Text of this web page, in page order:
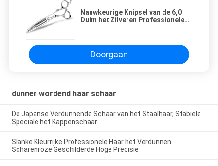
Nauwkeurige Knipsel van de 6,0
Duim het Zilveren Professionele
Doorgaan
dunner wordend haar schaar
De Japanse Verdunnende Schaar van het Staalhaar, Stabiele
Speciale het Kappenschaar
Slanke Kleurrijke Professionele Haar het Verdunnen
Scharenroze Geschilderde Hoge Precisie